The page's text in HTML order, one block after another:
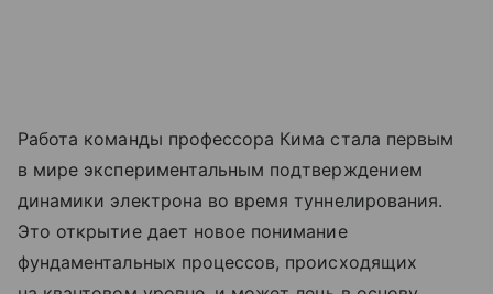
Работа команды профессора Кима стала первым
в мире экспериментальным подтверждением
динамики электрона во время туннелирования.
Это открытие дает новое понимание
фундаментальных процессов, происходящих